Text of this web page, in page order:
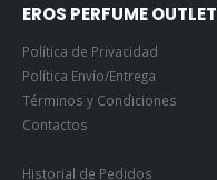
EROS PERFUME OUTLET
Política de Privacidad
Política Envío/Entrega
Términos y Condiciones
Contactos
Historial de Pedidos